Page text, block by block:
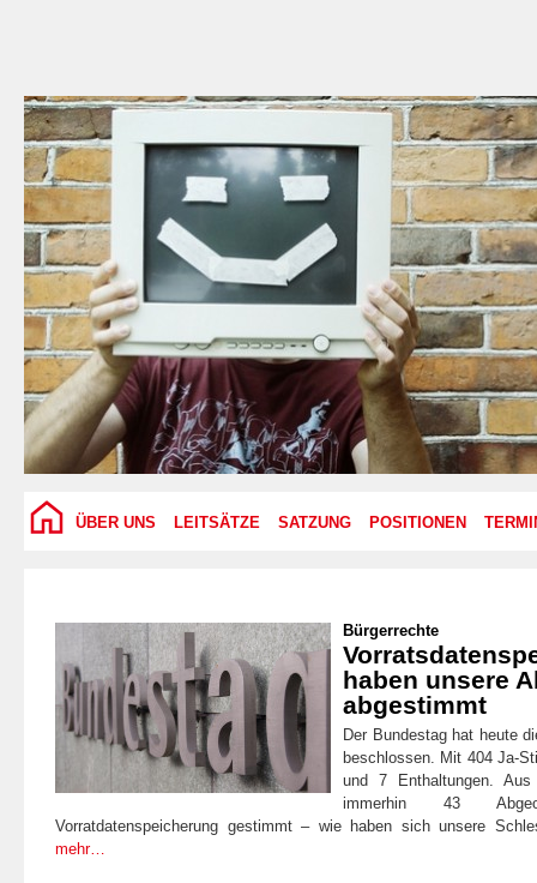
ÜBER UNS LEITSÄTZE SATZUNG POSITIONEN
Bürgerrechte
haben unsere
abgestimmt
Der Bundestag hat heute
beschlossen. Mit 404 Ja-
und 7 Enthaltungen.
immerhin 43
Vorratdatenspeicherung gestimmt – wie haben sich unsere
mehr…